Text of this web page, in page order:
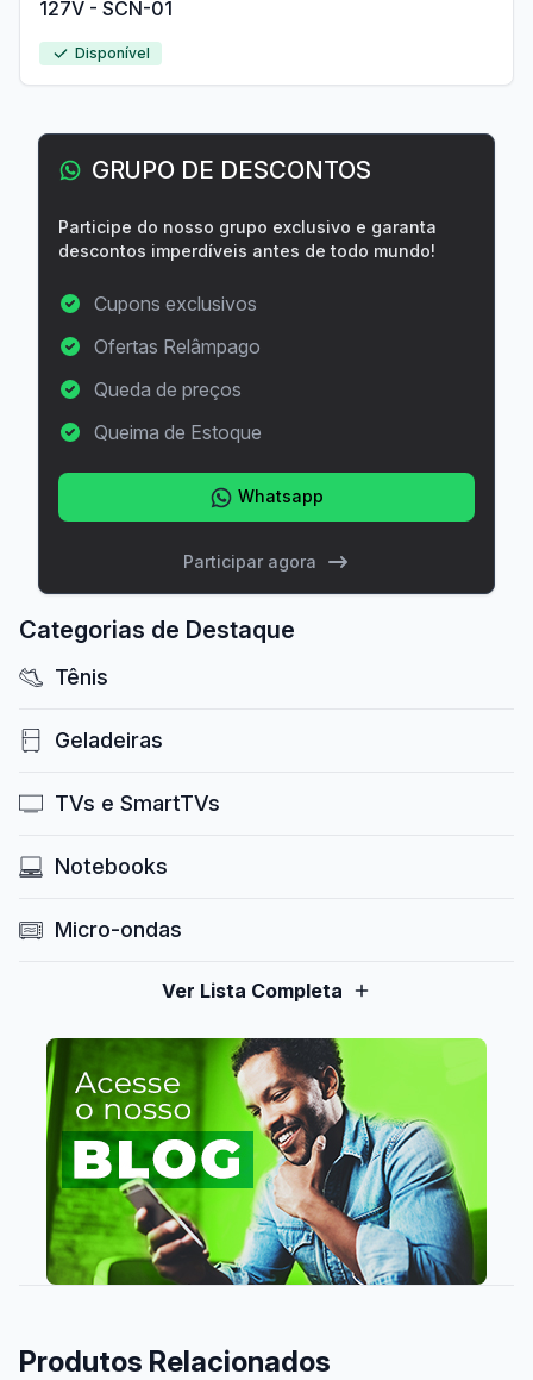
127V - SCN-01
Disponível
GRUPO DE DESCONTOS
Participe do nosso grupo exclusivo e garanta
descontos imperdíveis antes de todo mundo!
Cupons exclusivos
Ofertas Relâmpago
Queda de preços
Queima de Estoque
Whatsapp
Participar agora
Categorias de Destaque
Tênis
Geladeiras
TVs e SmartTVs
Notebooks
Micro-ondas
Ver Lista Completa
Produtos Relacionados